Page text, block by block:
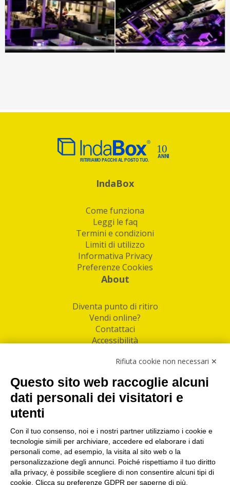
IndaBox
Come funziona
Leggi le faq
Termini e condizioni
Limiti di utilizzo
Informativa Privacy
Preferenze Cookies
About
Diventa punto di ritiro
Vendi online?
Contattaci
Accessibilità
Facebook
Linkedin
I nostri punti di ritiro e spedizione pacchi nelle
maggiori città italiane
Torino|Milano|Roma|Bologna|Firenze| Genova
Napoli|Varese
Rifiuta cookie non necessari ✕
Questo sito web raccoglie alcuni
dati personali dei visitatori e
utenti
Con il tuo consenso, noi e i nostri partner utilizziamo i cookie e
tecnologie simili per archiviare, accedere ed elaborare i dati
personali come, ad esempio, la visita al sito web o la
personalizzazione degli annunci. Poiché rispettiamo il tuo diritto
alla privacy, è possibile scegliere di non consentire alcuni tipi di
cookie. Clicca su preferenze GDPR per saperne di più.